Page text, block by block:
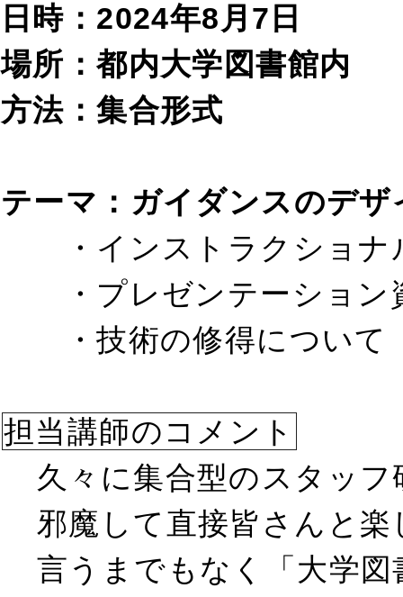
日時：2024年8月7日
場所：都内大学図書館内
方法：集合形式
テーマ： ガイダンスのデザ
・インストラクショナ
・プレゼンテーション
・技術の修得につい
担当講師のコメント
久々に集合型のスタッ
邪魔して直接皆さんと
言うまでもなく「大学